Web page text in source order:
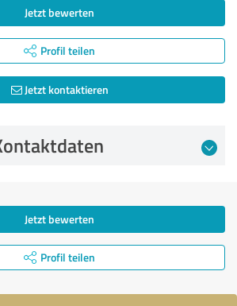
Jetzt bewerten
Profil teilen
Jetzt kontaktieren
Jetzt bewerten
Profil teilen